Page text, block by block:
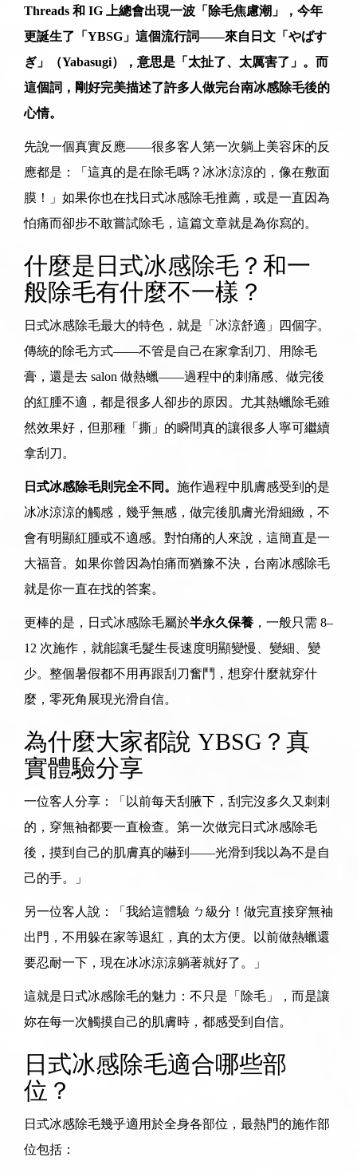
Threads 和 IG 上總會出現一波「除毛焦慮潮」，今年
更誕生了「YBSG」這個流行詞——來自日文「やばす
ぎ」（Yabasugi），意思是「太扯了、太厲害了」。而
這個詞，剛好完美描述了許多人做完台南冰感除毛後的
心情。
先說一個真實反應——很多客人第一次躺上美容床的反
應都是：「這真的是在除毛嗎？冰冰涼涼的，像在敷面
膜！」如果你也在找日式冰感除毛推薦 ，或是一直因為
怕痛而卻步不敢嘗試除毛，這篇文章就是為你寫的。
什麼是日式冰感除毛？和一
般除毛有什麼不一樣？
日式冰感除毛最大的特色，就是「冰涼舒適」四個字。
傳統的除毛方式——不管是自己在家拿刮刀、用除毛
膏，還是去 salon 做熱蠟——過程中的刺痛感、做完後
的紅腫不適，都是很多人卻步的原因。尤其熱蠟除毛雖
然效果好，但那種「撕」的瞬間真的讓很多人寧可繼續
拿刮刀。
日式冰感除毛則完全不同。 施作過程中肌膚感受到的是
冰冰涼涼的觸感，幾乎無感，做完後肌膚光滑細緻，不
會有明顯紅腫或不適感。對怕痛的人來說，這簡直是一
大福音。如果你曾因為怕痛而猶豫不決， 台南冰感除毛
就是你一直在找的答案。
更棒的是，日式冰感除毛屬於半永久保養 ，一般只需 8–
12 次施作，就能讓毛髮生長速度明顯變慢、變細、變
少。整個暑假都不用再跟刮刀奮鬥，想穿什麼就穿什
麼，零死角展現光滑自信。
為什麼大家都說 YBSG？真
實體驗分享
一位客人分享：「以前每天刮腋下，刮完沒多久又刺刺
的，穿無袖都要一直檢查。第一次做完日式冰感除毛
後，摸到自己的肌膚真的嚇到——光滑到我以為不是自
己的手。」
另一位客人說：「我給這體驗 ㄅ級分！做完直接穿無袖
出門，不用躲在家等退紅，真的太方便。以前做熱蠟還
要忍耐一下，現在冰冰涼涼躺著就好了。」
這就是日式冰感除毛的魅力：不只是「除毛」，而是讓
妳在每一次觸摸自己的肌膚時，都感受到自信。
日式冰感除毛適合哪些部
位？
日式冰感除毛幾乎適用於全身各部位，最熱門的施作部
位包括：